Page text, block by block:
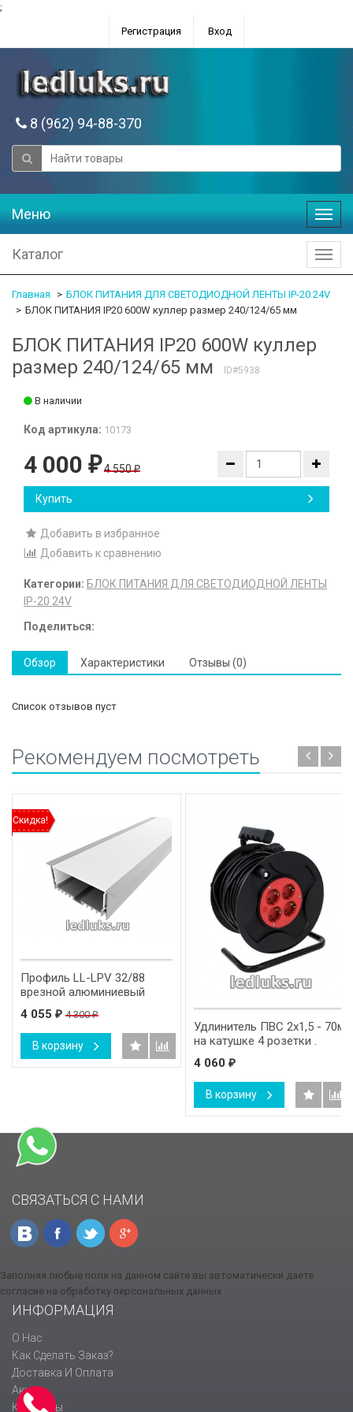
;
Регистрация
Вход
8 (962) 94-88-370
Меню
Меню
Каталог
Главная
БЛОК ПИТАНИЯ ДЛЯ СВЕТОДИОДНОЙ ЛЕНТЫ IP-20 24V
БЛОК ПИТАНИЯ IP20 600W куллер размер 240/124/65 мм
БЛОК ПИТАНИЯ IP20 600W куллер
размер 240/124/65 мм
ID#5938
В наличии
Код артикула: 10173
4 000 ₽4 550₽
Купить
Добавить в избранное
Добавить к сравнению
Категории: БЛОК ПИТАНИЯ ДЛЯ СВЕТОДИОДНОЙ ЛЕНТЫ
IP-20 24V
Поделиться:
Обзор Характеристики Отзывы (0)
Список отзывов пуст
Рекомендуем посмотреть
Скидка!
Профиль LL-LPV 32/88
врезной алюминиевый
4 055 ₽ 4 300₽
В корзину
Удлинитель ПВС 2x1,5 - 70м
на катушке 4 розетки .
4 060 ₽
В корзину
СВЯЗАТЬСЯ С НАМИ
Заполняя любые поля на данном сайте вы автоматически даете
согласие на обработку персональных данных
ИНФОРМАЦИЯ
О Нас
Как Сделать Заказ?
Доставка И Оплата
Акции
Контакты